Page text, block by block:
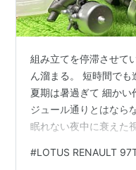
組み立てを停滞させて
ん溜まる。 短時間で
夏期は暑過ぎて 細か
ジュール通りとはなら
眠れない夜中に衰えた
ルクーラー トランスミ
#LOTUS RENAULT